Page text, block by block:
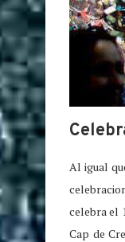
Al igual
celebra el
Cap de